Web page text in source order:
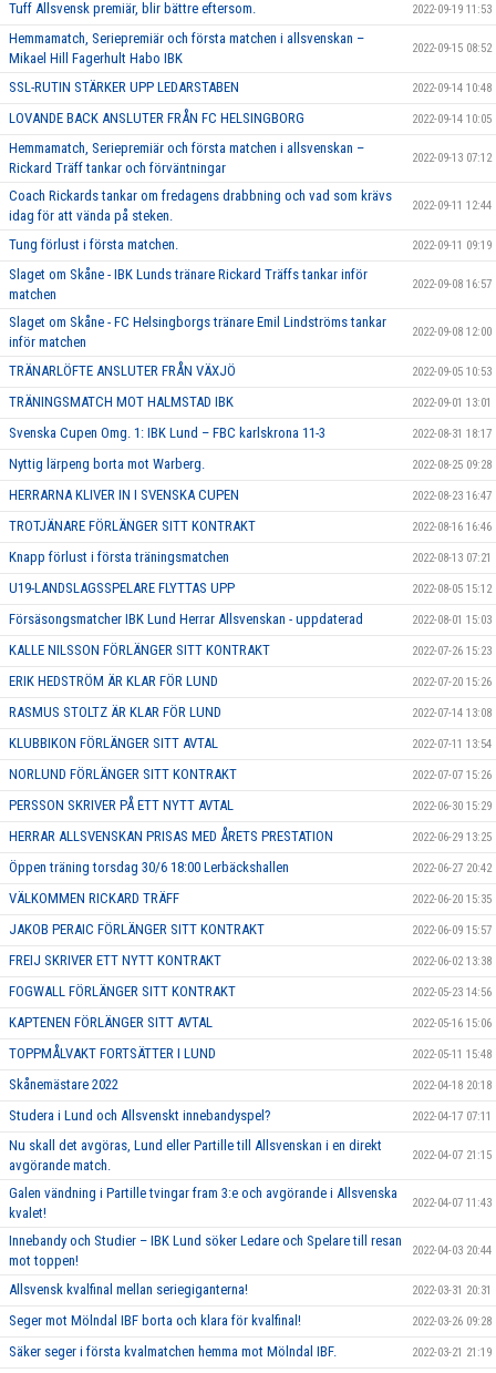
Tuff Allsvensk premiär, blir bättre eftersom. 2022-09-19 11:53
Hemmamatch, Seriepremiär och första matchen i allsvenskan –
Mikael Hill Fagerhult Habo IBK
2022-09-15 08:52
SSL-RUTIN STÄRKER UPP LEDARSTABEN 2022-09-14 10:48
LOVANDE BACK ANSLUTER FRÅN FC HELSINGBORG 2022-09-14 10:05
Hemmamatch, Seriepremiär och första matchen i allsvenskan –
Rickard Träff tankar och förväntningar
2022-09-13 07:12
Coach Rickards tankar om fredagens drabbning och vad som krävs
idag för att vända på steken.
2022-09-11 12:44
Tung förlust i första matchen. 2022-09-11 09:19
Slaget om Skåne - IBK Lunds tränare Rickard Träffs tankar inför
matchen
2022-09-08 16:57
Slaget om Skåne - FC Helsingborgs tränare Emil Lindströms tankar
inför matchen
2022-09-08 12:00
TRÄNARLÖFTE ANSLUTER FRÅN VÄXJÖ 2022-09-05 10:53
TRÄNINGSMATCH MOT HALMSTAD IBK 2022-09-01 13:01
Svenska Cupen Omg. 1: IBK Lund – FBC karlskrona 11-3 2022-08-31 18:17
Nyttig lärpeng borta mot Warberg. 2022-08-25 09:28
HERRARNA KLIVER IN I SVENSKA CUPEN 2022-08-23 16:47
TROTJÄNARE FÖRLÄNGER SITT KONTRAKT 2022-08-16 16:46
Knapp förlust i första träningsmatchen 2022-08-13 07:21
U19-LANDSLAGSSPELARE FLYTTAS UPP 2022-08-05 15:12
Försäsongsmatcher IBK Lund Herrar Allsvenskan - uppdaterad 2022-08-01 15:03
KALLE NILSSON FÖRLÄNGER SITT KONTRAKT 2022-07-26 15:23
ERIK HEDSTRÖM ÄR KLAR FÖR LUND 2022-07-20 15:26
RASMUS STOLTZ ÄR KLAR FÖR LUND 2022-07-14 13:08
KLUBBIKON FÖRLÄNGER SITT AVTAL 2022-07-11 13:54
NORLUND FÖRLÄNGER SITT KONTRAKT 2022-07-07 15:26
PERSSON SKRIVER PÅ ETT NYTT AVTAL 2022-06-30 15:29
HERRAR ALLSVENSKAN PRISAS MED ÅRETS PRESTATION 2022-06-29 13:25
Öppen träning torsdag 30/6 18:00 Lerbäckshallen 2022-06-27 20:42
VÄLKOMMEN RICKARD TRÄFF 2022-06-20 15:35
JAKOB PERAIC FÖRLÄNGER SITT KONTRAKT 2022-06-09 15:57
FREIJ SKRIVER ETT NYTT KONTRAKT 2022-06-02 13:38
FOGWALL FÖRLÄNGER SITT KONTRAKT 2022-05-23 14:56
KAPTENEN FÖRLÄNGER SITT AVTAL 2022-05-16 15:06
TOPPMÅLVAKT FORTSÄTTER I LUND 2022-05-11 15:48
Skånemästare 2022 2022-04-18 20:18
Studera i Lund och Allsvenskt innebandyspel? 2022-04-17 07:11
Nu skall det avgöras, Lund eller Partille till Allsvenskan i en direkt
avgörande match.
2022-04-07 21:15
Galen vändning i Partille tvingar fram 3:e och avgörande i Allsvenska
kvalet!
2022-04-07 11:43
Innebandy och Studier – IBK Lund söker Ledare och Spelare till resan
mot toppen!
2022-04-03 20:44
Allsvensk kvalfinal mellan seriegiganterna! 2022-03-31 20:31
Seger mot Mölndal IBF borta och klara för kvalfinal! 2022-03-26 09:28
Säker seger i första kvalmatchen hemma mot Mölndal IBF. 2022-03-21 21:19